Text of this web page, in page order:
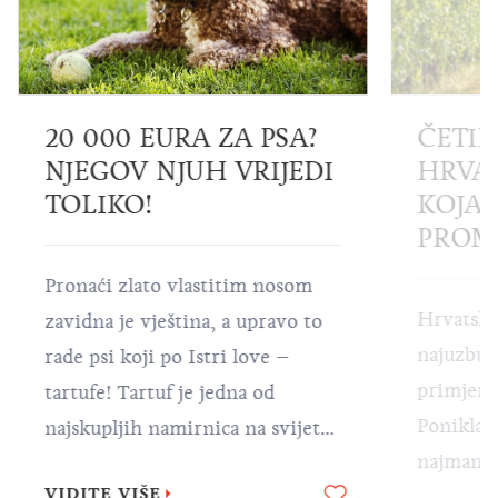
20 000 EURA ZA PSA?
NJEGOV NJUH VRIJEDI
TOLIKO!
Pronaći zlato vlastitim nosom
zavidna je vještina, a upravo to
rade psi koji po Istri love –
tartufe! Tartuf je jedna od
najskupljih namirnica na svijetu,
VIDITE VIŠE
KOJA
Ponikla